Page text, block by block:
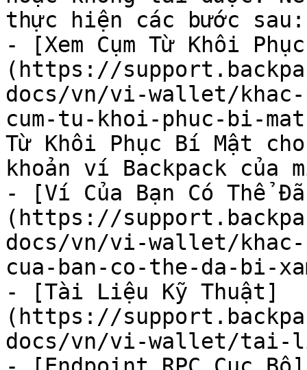
thực hiện các bước sau:
- [Xem Cụm Từ Khôi
(https://
docs/vn/vi-wallet/khac-
cum-tu-khoi-phuc-bi-
Từ Khôi Phục Bí Mật
khoản ví Backpack của
- [Ví Của Bạn Có Thể Đã
(https://
docs/vn/vi-wallet/khac-
cua-ban-co-the-da-bi-
- [Tài Liệu Kỹ Thuật]
(https://
docs/vn/vi-wallet/tai-